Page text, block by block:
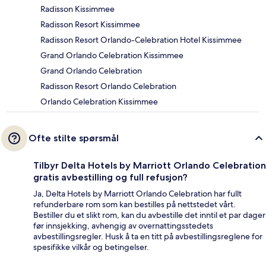
Radisson Kissimmee
Radisson Resort Kissimmee
Radisson Resort Orlando-Celebration Hotel Kissimmee
Grand Orlando Celebration Kissimmee
Grand Orlando Celebration
Radisson Resort Orlando Celebration
Orlando Celebration Kissimmee
Ofte stilte spørsmål
Tilbyr Delta Hotels by Marriott Orlando Celebration
gratis avbestilling og full refusjon?
Ja, Delta Hotels by Marriott Orlando Celebration har fullt
refunderbare rom som kan bestilles på nettstedet vårt.
Bestiller du et slikt rom, kan du avbestille det inntil et par dager
før innsjekking, avhengig av overnattingsstedets
avbestillingsregler. Husk å ta en titt på avbestillingsreglene for
spesifikke vilkår og betingelser.